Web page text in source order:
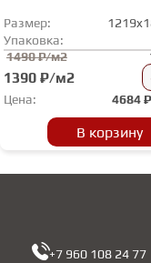
Размер:
Упаковка:
1490 ₽/м2
1390 ₽/м2
Цена: 4684
В корзину
+7 960 108 24 77